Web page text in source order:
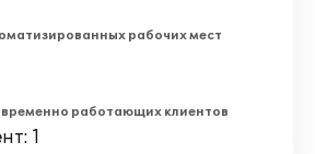
рабочих мест
работающих клиентов
1